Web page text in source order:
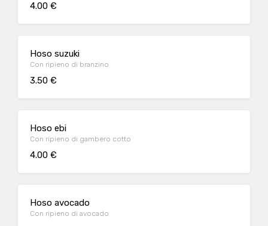
4.00 €
Hoso suzuki
Con ripieno di branzino
3.50 €
Hoso ebi
Con ripieno di gambero cotto
4.00 €
Hoso avocado
Con ripieno di avocado